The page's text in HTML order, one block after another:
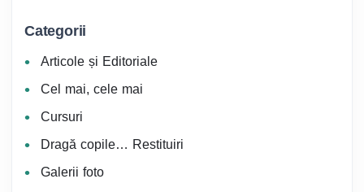
Categorii
Articole și Editoriale
Cel mai, cele mai
Cursuri
Dragă copile… Restituiri
Galerii foto